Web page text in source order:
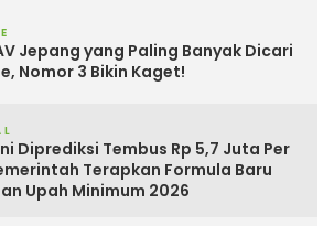
Jepang yang Paling Banyak Dicari
Nomor 3 Bikin Kaget!
Diprediksi Tembus Rp 5,7 Juta Per
Terapkan Formula Baru
Upah Minimum 2026